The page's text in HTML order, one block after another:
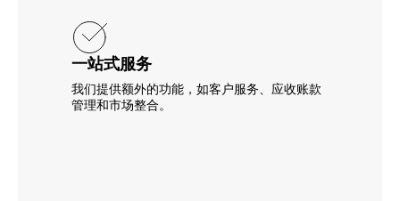
一站式服务
我们提供额外的功能，如客户服务、应收账款
管理和市场整合。